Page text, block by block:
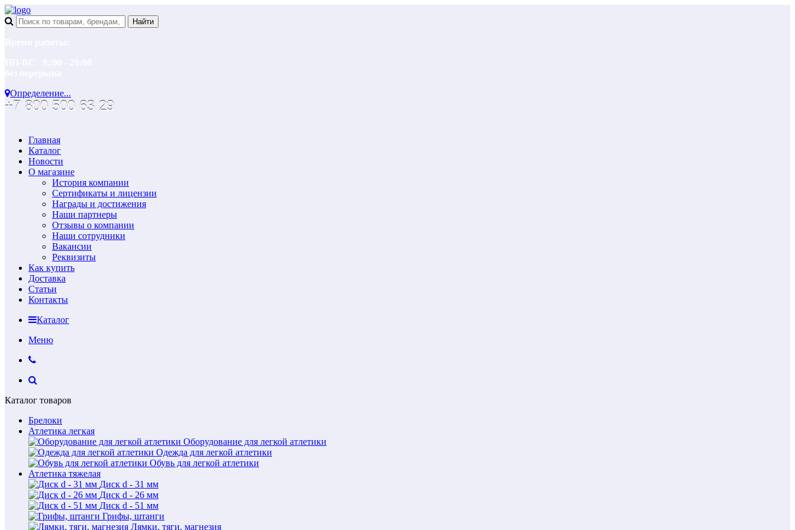
Определение...
+7 800 500 63 29
Главная
Каталог
Новости
О магазине
История компании
Сертификаты и лицензии
Награды и достижения
Наши партнеры
Отзывы о компании
Наши сотрудники
Вакансии
Реквизиты
Как купить
Доставка
Статьи
Контакты
Каталог
Меню
Каталог товаров
Брелоки
Атлетика легкая
Оборудование для легкой атлетики
Одежда для легкой атлетики
Обувь для легкой атлетики
Атлетика тяжелая
Диск d - 31 мм
Диск d - 26 мм
Диск d - 51 мм
Грифы, штанги
Лямки, тяги, магнезия